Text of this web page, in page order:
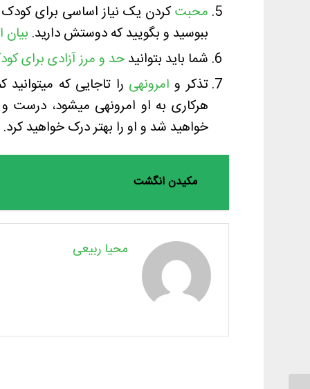
محبتکردن یک نیاز اساسی برای کودک
ببوسید و بگویید که دوستش دارید.
شما باید بتوانیدحد و مرز آزادی برای
تذکر و امرونهی را تاجایی که
هرکاری به او امرونهی میشود،
خواهید شد و او را بهتر درک خواهید کرد.
مکیدن انگشت
محیا ربیعی